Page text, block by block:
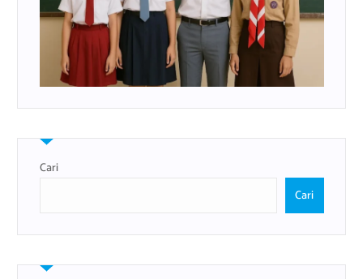
Cari
Cari